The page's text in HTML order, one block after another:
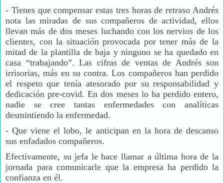
- Tienes que compensar estas tres horas de retraso Andrés
nota las miradas de sus compañeros de actividad, ellos
llevan más de dos meses luchando con los nervios de los
clientes, con la situación provocada por tener más de la
mitad de la plantilla de baja y ninguno se ha quedado en
casa “trabajando”. Las cifras de ventas de Andrés son
irrisorias, más en su contra. Los compañeros han perdido
el respeto que tenía atesorado por su responsabilidad y
dedicación pre-covid. En dos meses lo ha perdido entero,
nadie se cree tantas enfermedades con analíticas
desmintiendo la enfermedad.
-Que viene el lobo, le anticipan en la hora de descanso
sus enfadados compañeros.
Efectivamente, su jefa le hace llamar a última hora de la
jornada para comunicarle que la empresa ha perdido la
confianza en él.